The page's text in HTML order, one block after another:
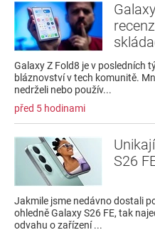
Galaxy Z Fold8 je v posledních
bláznovství v tech komunitě.
nedrželi nebo použív...
před 5 hodinami
S26
Jakmile jsme nedávno dostali
ohledně Galaxy S26 FE, tak
odvahu o zařízení ...